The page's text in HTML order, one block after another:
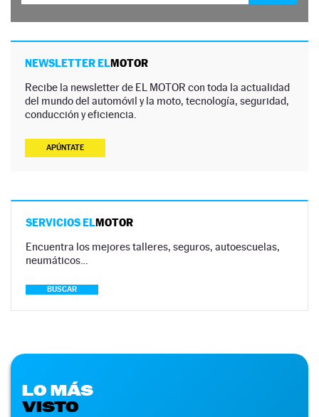
NEWSLETTER ELMOTOR
Recibe la newsletter de EL MOTOR con toda la actualidad
del mundo del automóvil y la moto, tecnología, seguridad,
conducción y eficiencia.
APÚNTATE
SERVICIOS ELMOTOR
Encuentra los mejores talleres, seguros, autoescuelas,
neumáticos…
BUSCAR
LO MÁS
VISTO